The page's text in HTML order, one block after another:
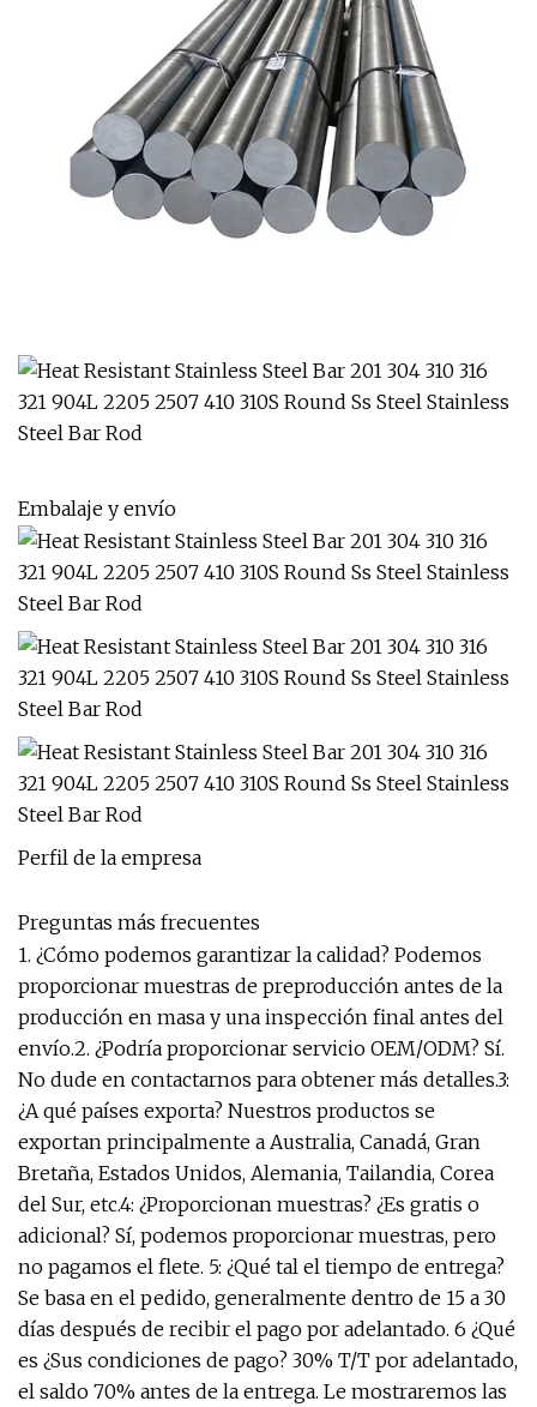
Embalaje y envío
Perfil de la empresa
Preguntas más frecuentes
1. ¿Cómo podemos garantizar la calidad? Podemos
proporcionar muestras de preproducción antes de la
producción en masa y una inspección final antes del
envío.2. ¿Podría proporcionar servicio OEM/ODM? Sí.
No dude en contactarnos para obtener más detalles.3:
¿A qué países exporta? Nuestros productos se
exportan principalmente a Australia, Canadá, Gran
Bretaña, Estados Unidos, Alemania, Tailandia, Corea
del Sur, etc.4: ¿Proporcionan muestras? ¿Es gratis o
adicional? Sí, podemos proporcionar muestras, pero
no pagamos el flete. 5: ¿Qué tal el tiempo de entrega?
Se basa en el pedido, generalmente dentro de 15 a 30
días después de recibir el pago por adelantado. 6 ¿Qué
es ¿Sus condiciones de pago? 30% T/T por adelantado,
el saldo 70% antes de la entrega. Le mostraremos las